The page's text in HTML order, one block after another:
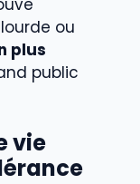
ou
plus
public
vie